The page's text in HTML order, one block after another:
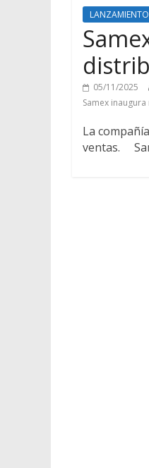
05/11/2025
Samex
La
ventas.